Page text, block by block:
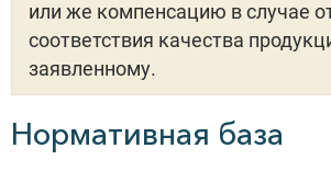
или же компенсацию в случае
соответствия качества
заявленному.
Нормативная база